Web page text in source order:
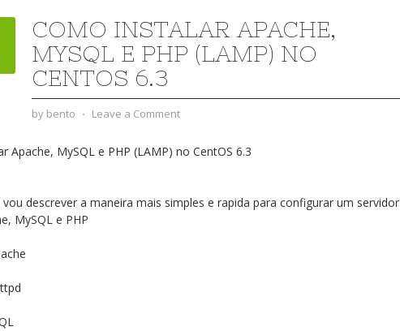
COMO INSTALAR APACHE,
MYSQL E PHP (LAMP) NO
CENTOS 6.3
by bento ⋅ Leave a Comment
Apache, MySQL e PHP (LAMP) no CentOS 6.3
descrever a maneira mais simples e rapida para configurar um servidor
MySQL e PHP